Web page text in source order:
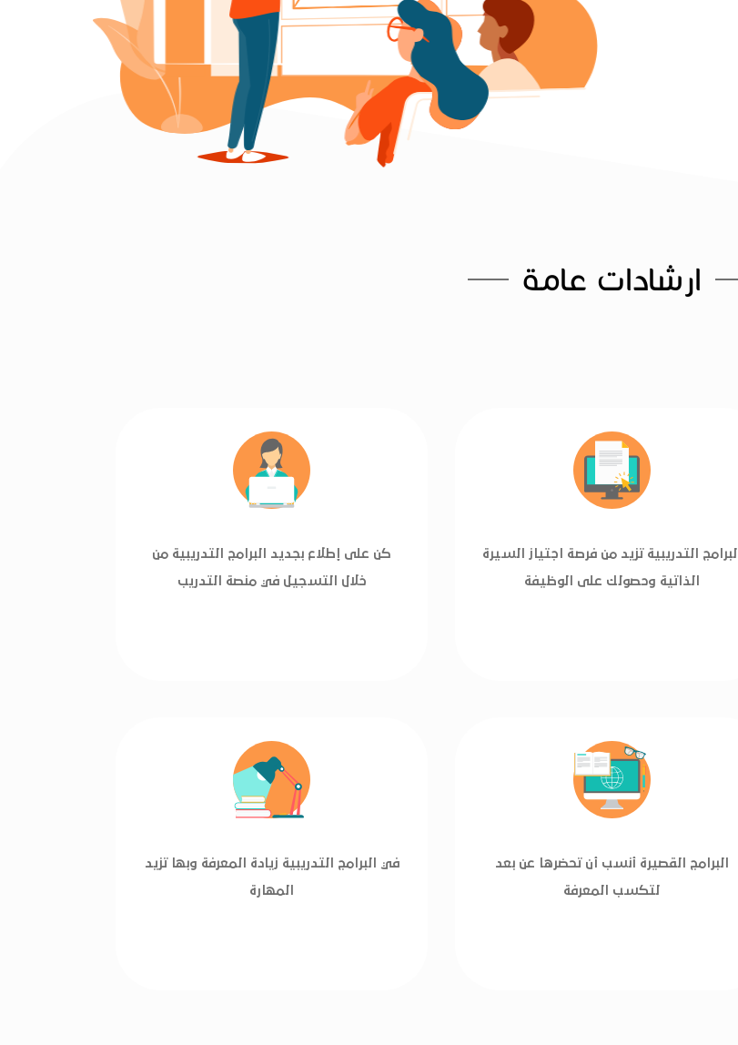
ارشادات عامة
البرامج التدريبية تزيد من فرصة اجتياز السيرة
الذاتية وحصولك على الوظيفة
كن على إطلاع بجديد البرامج التدريبية من
خلال التسجيل في منصة التدريب
البرامج القصيرة أنسب أن تحضرها عن بعد
لتكسب المعرفة
في البرامج التدريبية زيادة المعرفة وبها تزيد
المهارة